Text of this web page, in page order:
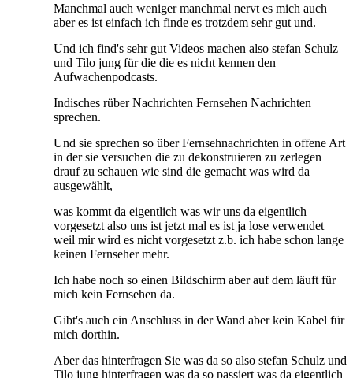
Manchmal auch weniger manchmal nervt es mich auch
aber es ist einfach ich finde es trotzdem sehr gut und.
Und ich find's sehr gut Videos machen also stefan Schulz
und Tilo jung für die die es nicht kennen den
Aufwachenpodcasts.
Indisches rüber Nachrichten Fernsehen Nachrichten
sprechen.
Und sie sprechen so über Fernsehnachrichten in offene Art
in der sie versuchen die zu dekonstruieren zu zerlegen
drauf zu schauen wie sind die gemacht was wird da
ausgewählt,
was kommt da eigentlich was wir uns da eigentlich
vorgesetzt also uns ist jetzt mal es ist ja lose verwendet
weil mir wird es nicht vorgesetzt z.b. ich habe schon lange
keinen Fernseher mehr.
Ich habe noch so einen Bildschirm aber auf dem läuft für
mich kein Fernsehen da.
Gibt's auch ein Anschluss in der Wand aber kein Kabel für
mich dorthin.
Aber das hinterfragen Sie was da so also stefan Schulz und
Tilo jung hinterfragen was da so passiert was da eigentlich